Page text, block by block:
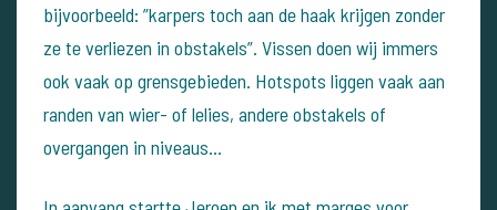
bijvoorbeeld: ”karpers toch aan de haak krijgen zonder
ze te verliezen in obstakels”. Vissen doen wij immers
ook vaak op grensgebieden. Hotspots liggen vaak aan
randen van wier- of lelies, andere obstakels of
overgangen in niveaus…